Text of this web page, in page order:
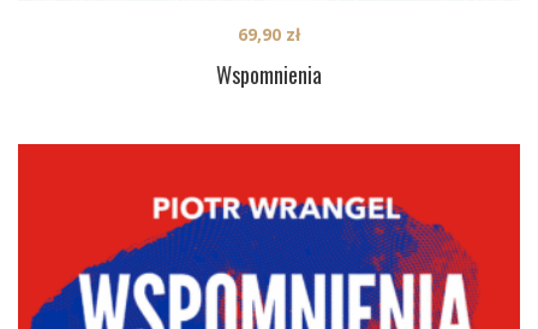
Wspomnienia
69,90 zł